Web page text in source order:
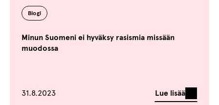
Blogi
Minun Suomeni ei hyväksy rasismia missään
muodossa
Julkaistu
31.8.2023 Lue lisää